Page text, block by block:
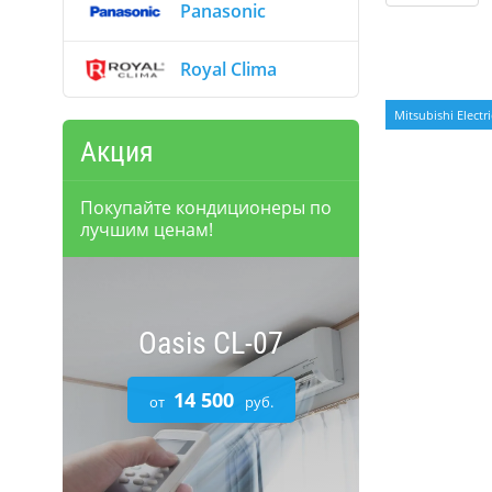
Panasonic
Royal Clima
Акция
Покупайте кондиционеры по
лучшим ценам!
Oasis CL-07
от 14 500 руб.
Mitsubishi